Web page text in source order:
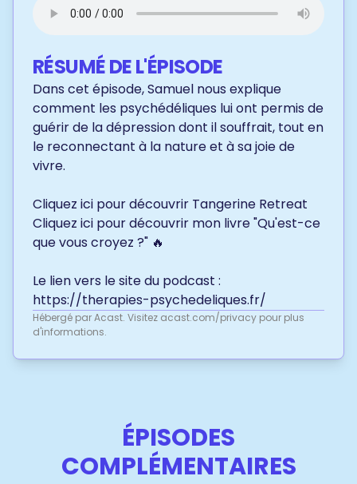
RÉSUMÉ DE L'ÉPISODE
Dans cet épisode, Samuel nous explique
comment les psychédéliques lui ont permis de
guérir de la dépression dont il souffrait, tout en
le reconnectant à la nature et à sa joie de
vivre.
Cliquez ici pour découvrir Tangerine Retreat
Cliquez ici pour découvrir mon livre "Qu'est-ce
que vous croyez ?" 🔥
Le lien vers le site du podcast :
https://therapies-psychedeliques.fr/
Hébergé par Acast. Visitez acast.com/privacy pour plus
d'informations.
ÉPISODES
COMPLÉMENTAIRES